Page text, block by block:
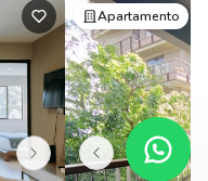
Apartamento